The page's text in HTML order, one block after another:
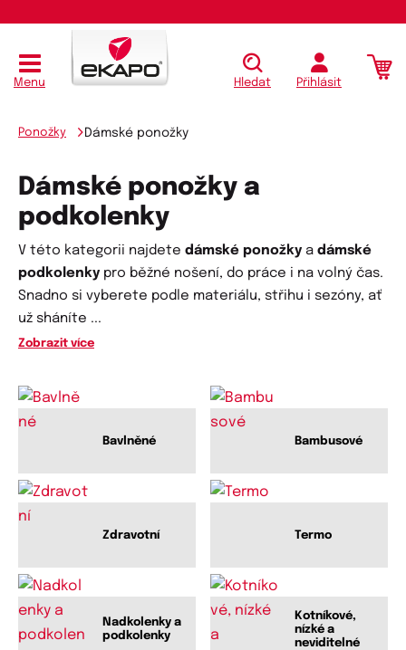
Menu Hledat Přihlásit
Ponožky Dámské ponožky
Dámské ponožky a
podkolenky
V této kategorii najdete dámské ponožky a dámské
podkolenky pro běžné nošení, do práce i na volný čas.
Snadno si vyberete podle materiálu, střihu i sezóny, ať
už sháníte ...
Zobrazit více
Bavlněné Bambusové
Zdravotní Termo
Nadkolenky a
podkolenky
Kotníkové,
nízké a
neviditelné